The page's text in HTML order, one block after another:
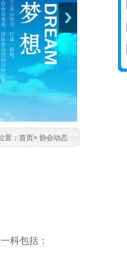
置： 首页> 协会动态
科包括：